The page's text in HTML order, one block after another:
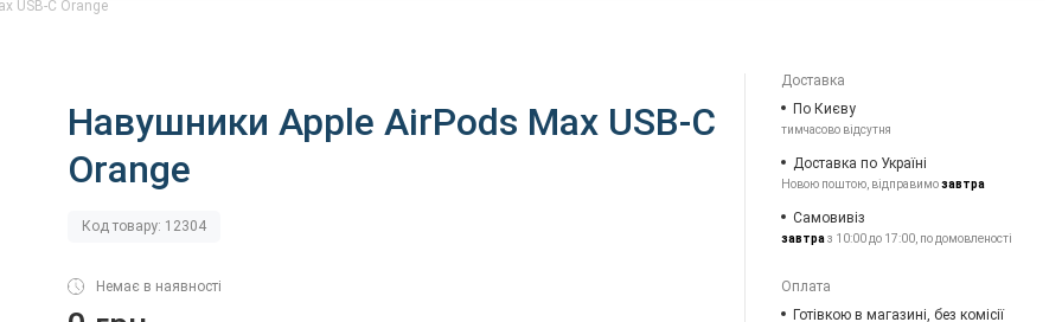
USB-C Orange
Навушники Apple AirPods Max USB-C
Orange
Код товару: 12304
Немає в наявності
Доставка
По Києву
тимчасово відсутня
Доставка по Україні
Новою поштою, відправимозавтра
Самовивіз
завтраз 10:00 до 17:00, по домовленості
Оплата
Готівкою в магазині, без комісії